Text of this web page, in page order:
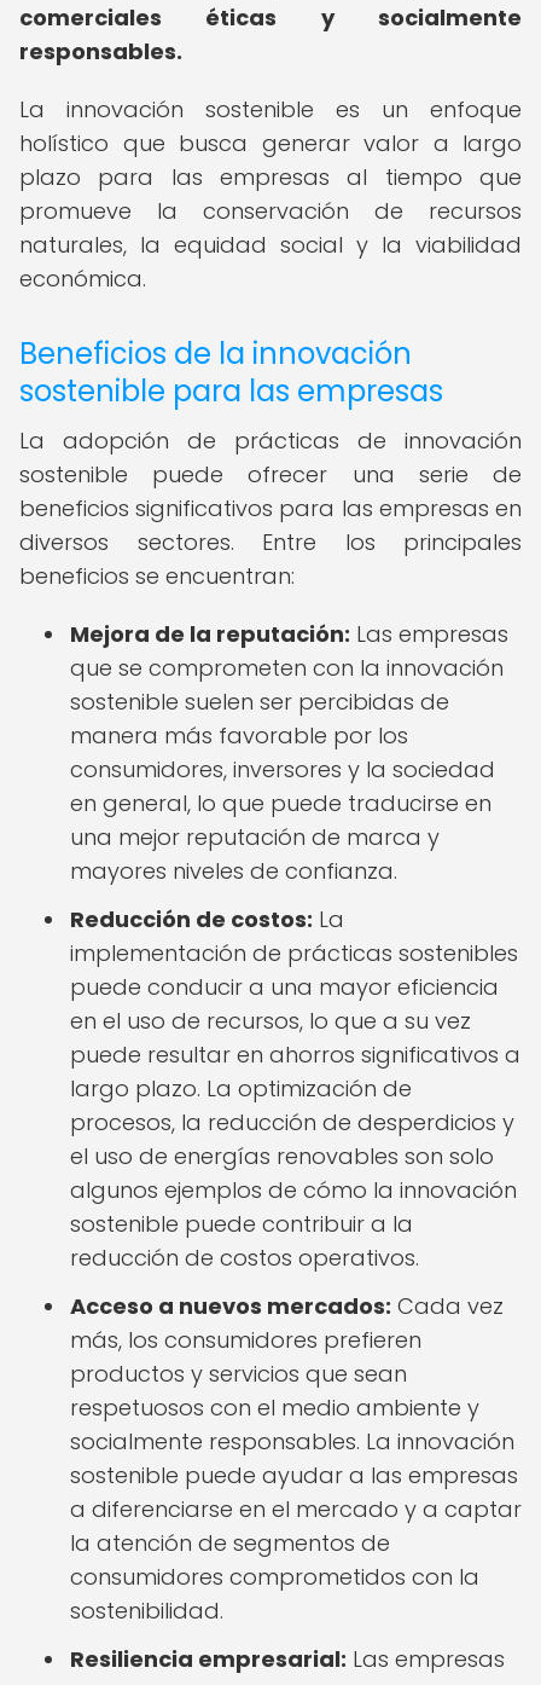
comerciales éticas y socialmente
responsables.
La innovación sostenible es un enfoque
holístico que busca generar valor a largo
plazo para las empresas al tiempo que
promueve la conservación de recursos
naturales, la equidad social y la viabilidad
económica.
Beneficios de la innovación
sostenible para las empresas
La adopción de prácticas de innovación
sostenible puede ofrecer una serie de
beneficios significativos para las empresas en
diversos sectores. Entre los principales
beneficios se encuentran:
Mejora de la reputación: Las empresas
que se comprometen con la innovación
sostenible suelen ser percibidas de
manera más favorable por los
consumidores, inversores y la sociedad
en general, lo que puede traducirse en
una mejor reputación de marca y
mayores niveles de confianza.
Reducción de costos: La
implementación de prácticas sostenibles
puede conducir a una mayor eficiencia
en el uso de recursos, lo que a su vez
puede resultar en ahorros significativos a
largo plazo. La optimización de
procesos, la reducción de desperdicios y
el uso de energías renovables son solo
algunos ejemplos de cómo la innovación
sostenible puede contribuir a la
reducción de costos operativos.
Acceso a nuevos mercados: Cada vez
más, los consumidores prefieren
productos y servicios que sean
respetuosos con el medio ambiente y
socialmente responsables. La innovación
sostenible puede ayudar a las empresas
a diferenciarse en el mercado y a captar
la atención de segmentos de
consumidores comprometidos con la
sostenibilidad.
Resiliencia empresarial: Las empresas